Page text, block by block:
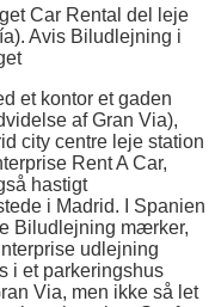
Car Rental del leje
Avis Biludlejning i
et kontor et gaden
af Gran Via),
city centre leje station
Rent A Car,
hastigt
i Madrid. I Spanien
Biludlejning mærker,
udlejning
i et parkeringshus
Via, men ikke så let